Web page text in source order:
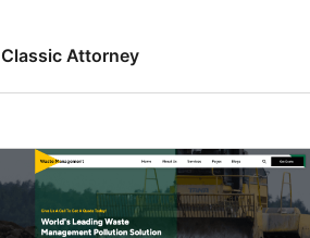
Classic Attorney